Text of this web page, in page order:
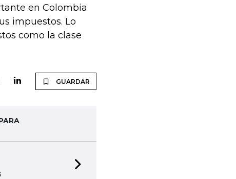
en Colombia
impuestos. Lo
como la clase
GUARDAR